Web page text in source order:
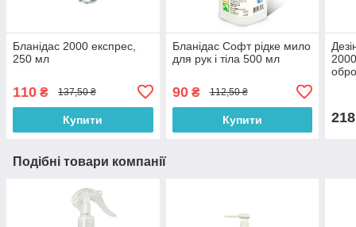
Бланідас 2000 експрес,
250 мл
110 ₴ 137,50 ₴
Купити
Бланідас Софт рідке мило
для рук і тіла 500 мл
90₴ 112,50 ₴
Купити
Подібні товари компанії